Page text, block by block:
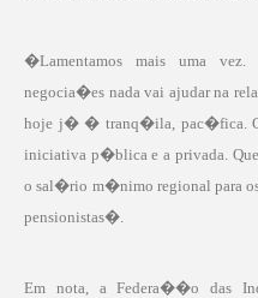
�Lamentamos mais uma
negocia�es nada vai ajudar na
hoje j� � tranq�ila, pac�fica.
iniciativa p�blica e a privada.
o sal�rio m�nimo regional para
pensionistas�.
Em nota, a Federa��o das